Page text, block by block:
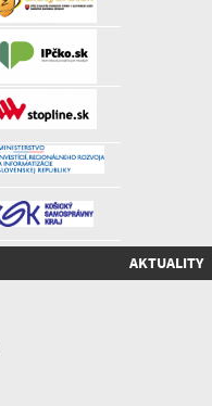
AKTUALITY